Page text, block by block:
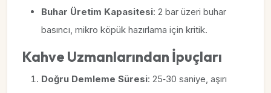
Buhar Üretim Kapasitesi: 2 bar üzeri buhar
basıncı, mikro köpük hazırlama için kritik.
Kahve Uzmanlarından İpuçları
Doğru Demleme Süresi: 25‑30 saniye, aşırı